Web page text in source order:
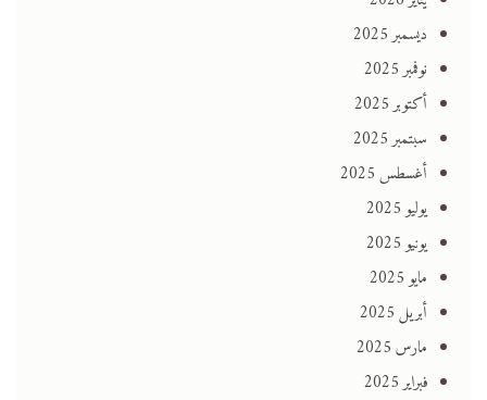
ديسمبر 2025
نوفمبر 2025
أكتوبر 2025
سبتمبر 2025
أغسطس 2025
يوليو 2025
يونيو 2025
مايو 2025
أبريل 2025
مارس 2025
فبراير 2025